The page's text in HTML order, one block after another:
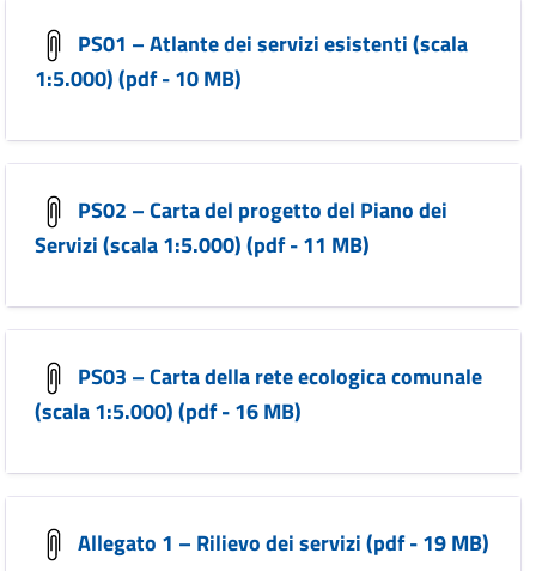
PS01 – Atlante dei servizi esistenti (scala
1:5.000) (pdf - 10 MB)
PS02 – Carta del progetto del Piano dei
Servizi (scala 1:5.000) (pdf - 11 MB)
PS03 – Carta della rete ecologica comunale
(scala 1:5.000) (pdf - 16 MB)
Allegato 1 – Rilievo dei servizi (pdf - 19 MB)